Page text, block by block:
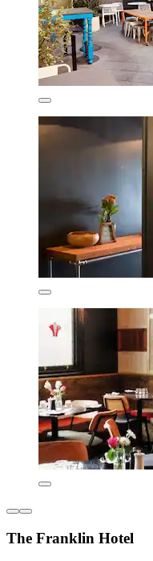
The Franklin Hotel